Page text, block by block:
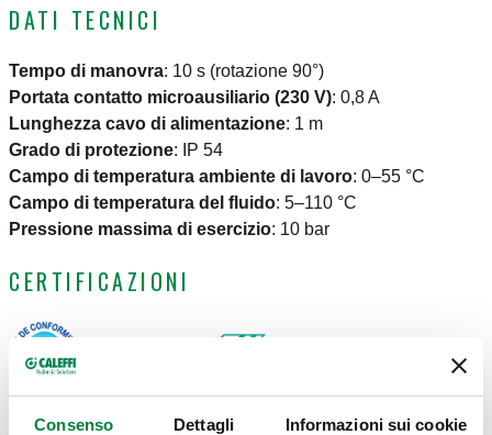
Consenso Dettagli Informazioni sui cookie
DATI TECNICI
Tempo di manovra: 10 s (rotazione 90°)
Portata contatto microausiliario (230 V): 0,8 A
Lunghezza cavo di alimentazione: 1 m
Grado di protezione:
IP 54
Campo di temperatura ambiente di lavoro: 0–55 °C
Campo di temperatura del fluido: 5–110 °C
Pressione massima di esercizio: 10 bar
CERTIFICAZIONI